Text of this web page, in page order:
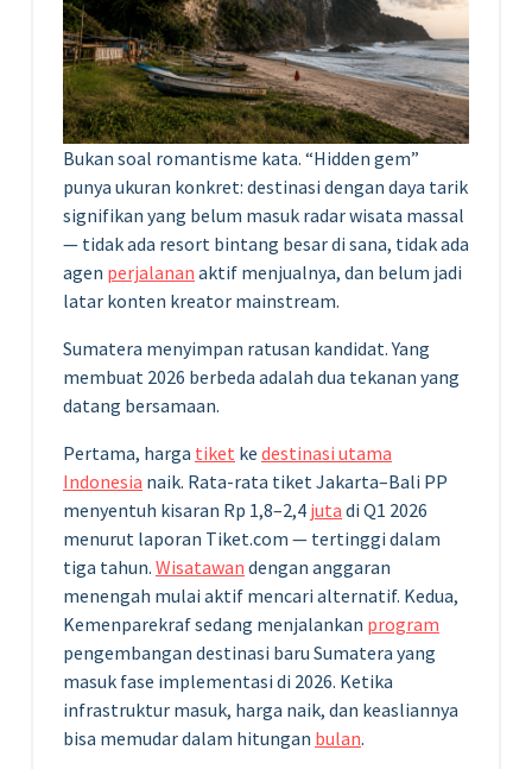
Bukan soal romantisme kata. “Hidden gem”
punya ukuran konkret: destinasi dengan daya tarik
signifikan yang belum masuk radar wisata massal
— tidak ada resort bintang besar di sana, tidak ada
agen perjalanan aktif menjualnya, dan belum jadi
latar konten kreator mainstream.
Sumatera menyimpan ratusan kandidat. Yang
membuat 2026 berbeda adalah dua tekanan yang
datang bersamaan.
Pertama, harga tiket ke destinasi utama
Indonesia naik. Rata-rata tiket Jakarta–Bali PP
menyentuh kisaran Rp 1,8–2,4 juta di Q1 2026
menurut laporan Tiket.com — tertinggi dalam
tiga tahun. Wisatawan dengan anggaran
menengah mulai aktif mencari alternatif. Kedua,
Kemenparekraf sedang menjalankan program
pengembangan destinasi baru Sumatera yang
masuk fase implementasi di 2026. Ketika
infrastruktur masuk, harga naik, dan keasliannya
bisa memudar dalam hitungan bulan.